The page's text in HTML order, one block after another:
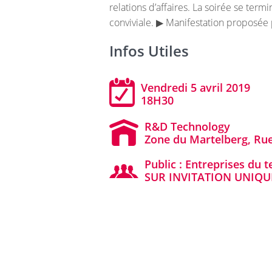
relations d’affaires. La soirée se
conviviale. ▶ Manifestation proposée
Infos Utiles
Vendredi 5 avril 2019
18H30
R&D Technology
Zone du Martelberg,
Public : Entreprises du
SUR INVITATION